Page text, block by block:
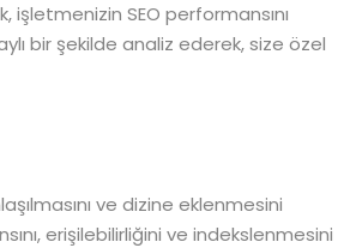
SEO performansını
bir şekilde analiz ederek, size özel
ve dizine eklenmesini
erişilebilirliğini ve indekslenmesini